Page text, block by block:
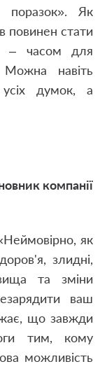
поразок». Як
повинен стати
– часом для
навіть
думок, а
компанії
як
злидні,
та зміни
ваш
що завжди
тим, кому
можливість